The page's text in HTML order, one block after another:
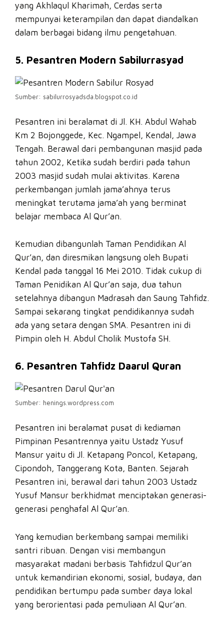
yang Akhlaqul Kharimah, Cerdas serta
mempunyai keterampilan dan dapat diandalkan
dalam berbagai bidang ilmu pengetahuan.
5. Pesantren Modern Sabilurrasyad
Sumber: sabilurrosyadsda.blogspot.co.id
Pesantren ini beralamat di Jl. KH. Abdul Wahab
Km 2 Bojonggede, Kec. Ngampel, Kendal, Jawa
Tengah. Berawal dari pembangunan masjid pada
tahun 2002, Ketika sudah berdiri pada tahun
2003 masjid sudah mulai aktivitas. Karena
perkembangan jumlah jama’ahnya terus
meningkat terutama jama’ah yang berminat
belajar membaca Al Qur’an.
Kemudian dibangunlah Taman Pendidikan Al
Qur’an, dan diresmikan langsung oleh Bupati
Kendal pada tanggal 16 Mei 2010. Tidak cukup di
Taman Penidikan Al Qur’an saja, dua tahun
setelahnya dibangun Madrasah dan Saung Tahfidz.
Sampai sekarang tingkat pendidikannya sudah
ada yang setara dengan SMA. Pesantren ini di
Pimpin oleh H. Abdul Cholik Mustofa SH.
6. Pesantren Tahfidz Daarul Quran
Sumber: henings.wordpress.com
Pesantren ini beralamat pusat di kediaman
Pimpinan Pesantrennya yaitu Ustadz Yusuf
Mansur yaitu di Jl. Ketapang Poncol, Ketapang,
Cipondoh, Tanggerang Kota, Banten. Sejarah
Pesantren ini, berawal dari tahun 2003 Ustadz
Yusuf Mansur berkhidmat menciptakan generasi-
generasi penghafal Al Qur’an.
Yang kemudian berkembang sampai memiliki
santri ribuan. Dengan visi membangun
masyarakat madani berbasis Tahfidzul Qur’an
untuk kemandirian ekonomi, sosial, budaya, dan
pendidikan bertumpu pada sumber daya lokal
yang berorientasi pada pemuliaan Al Qur’an.